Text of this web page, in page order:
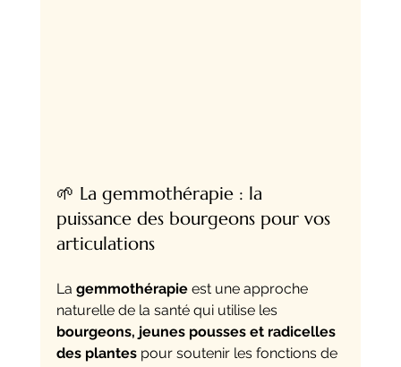
🌱 La gemmothérapie : la
puissance des bourgeons pour vos
articulations
La gemmothérapie est une approche
naturelle de la santé qui utilise les
bourgeons, jeunes pousses et radicelles
des plantes pour soutenir les fonctions de